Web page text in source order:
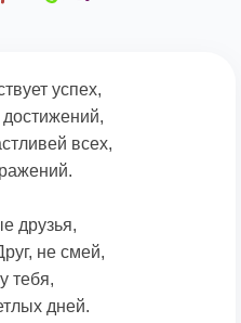
успех,
всех,
друзья,
не смей,
тебя,
дней.